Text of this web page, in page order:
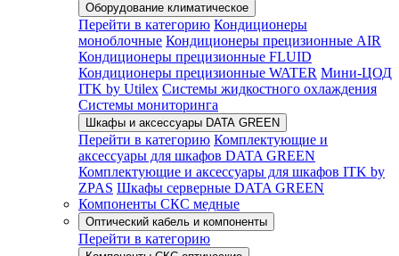
Оборудование климатическое
Перейти в категорию Кондиционеры
моноблочные Кондиционеры прецизионные AIR
Кондиционеры прецизионные FLUID
Кондиционеры прецизионные WATER Мини-ЦОД
ITK by Utilex Системы жидкостного охлаждения
Системы мониторинга
Шкафы и аксессуары DATA GREEN
Перейти в категорию Комплектующие и
аксессуары для шкафов DATA GREEN
Комплектующие и аксессуары для шкафов ITK by
ZPAS Шкафы серверные DATA GREEN
Компоненты СКС медные
Оптический кабель и компоненты
Перейти в категорию